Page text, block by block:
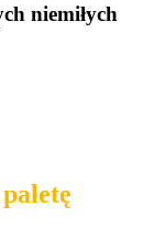
niemiłych